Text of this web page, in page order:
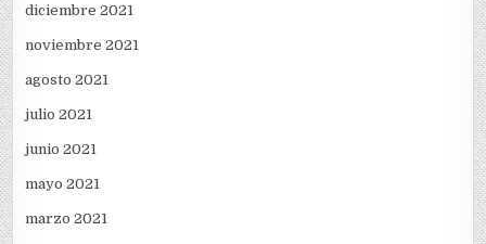
diciembre 2021
noviembre 2021
agosto 2021
julio 2021
junio 2021
mayo 2021
marzo 2021